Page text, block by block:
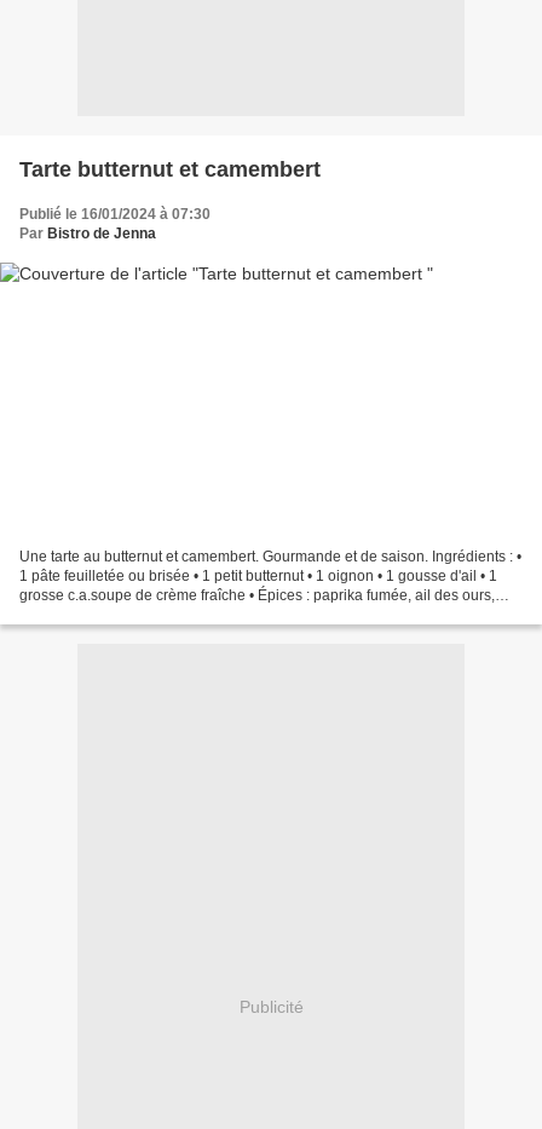
Tarte butternut et camembert
Publié le 16/01/2024 à 07:30
Par Bistro de Jenna
Une tarte au butternut et camembert. Gourmande et de saison. Ingrédients : •
1 pâte feuilletée ou brisée • 1 petit butternut • 1 oignon • 1 gousse d'ail • 1
grosse c.a.soupe de crème fraîche • Épices : paprika fumée, ail des ours,
Publicité